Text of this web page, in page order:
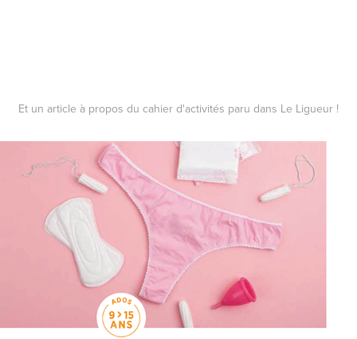
Et un article à propos du cahier d'activités paru dans Le Ligueur !